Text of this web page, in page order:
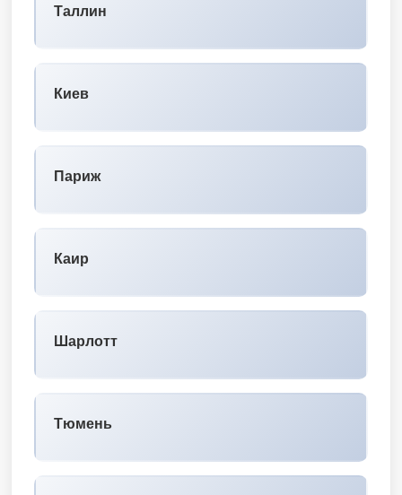
Таллин
Киев
Париж
Каир
Шарлотт
Тюмень